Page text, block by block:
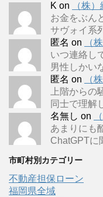
K on
（株
お金をぶん
サヴォイ系
匿名 on
（
いつ連絡し
男性しかい
匿名 on
（
上階からの
同士で理解
名無し on
あまりにも
ChatGPT
市町村別カテゴリー
不動産担保ローン
福岡県全域